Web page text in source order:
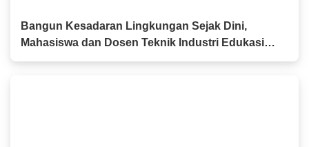
Bangun Kesadaran Lingkungan Sejak Dini,
Mahasiswa dan Dosen Teknik Industri Edukasi
Pilah Sampah kepada Anak-anak